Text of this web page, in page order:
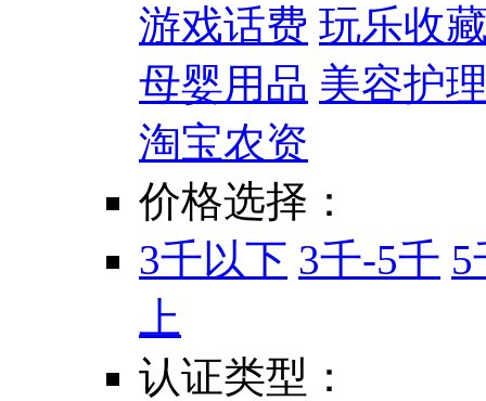
游戏话费 玩乐收
母婴用品 美容护
淘宝农资
价格选择：
3千以下 3千-5千 5
上
认证类型：